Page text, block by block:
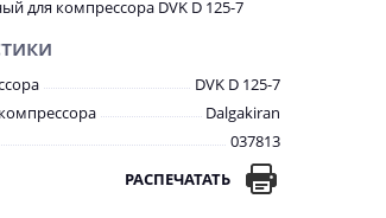
для компрессора DVK D 125-7
DVK D 125-7
Dalgakiran
037813
РАСПЕЧАТАТЬ